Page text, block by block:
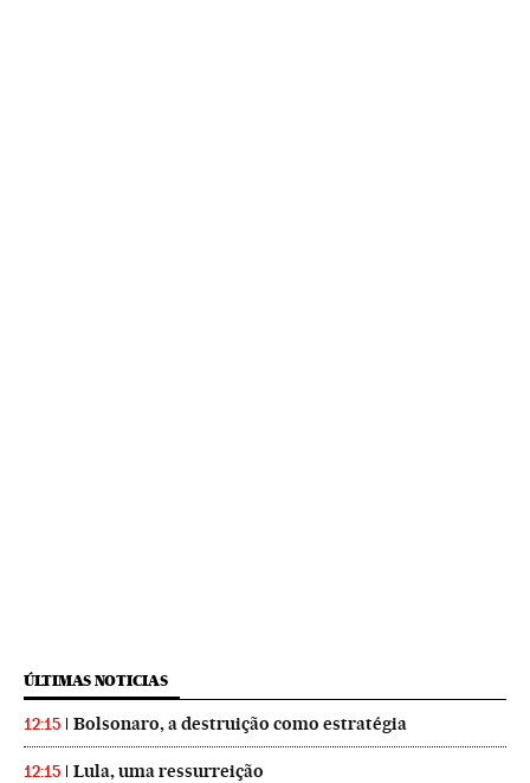
ÚLTIMAS NOTICIAS
12:15 Bolsonaro, a destruição como estratégia
12:15 Lula, uma ressurreição